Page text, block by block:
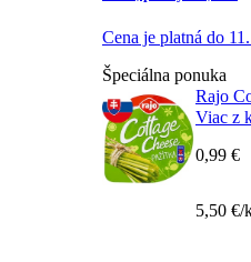
Cena je platná do
Špeciálna ponuka
Rajo
Viac z
0,99 €
5,50 €/